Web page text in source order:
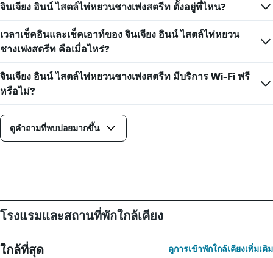
จินเจียง อินน์ ไสตล์ไท่หยวนชางเฟงสตรีท ตั้งอยู่ที่ไหน?
เวลาเช็คอินและเช็คเอาท์ของ จินเจียง อินน์ ไสตล์ไท่หยวน
ชางเฟงสตรีท คือเมื่อไหร่?
จินเจียง อินน์ ไสตล์ไท่หยวนชางเฟงสตรีท มีบริการ Wi-Fi ฟรี
หรือไม่?
ดูคำถามที่พบบ่อยมากขึ้น
โรงแรมและสถานที่พักใกล้เคียง
ใกล้ที่สุด ดูการเข้าพักใกล้เคียงเพิ่มเติม